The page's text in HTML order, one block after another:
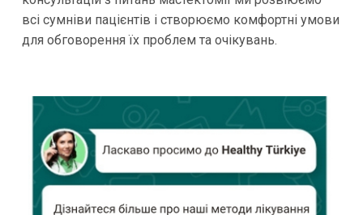
всі сумніви пацієнтів і створюємо комфортні умови
для обговорення їх проблем та очікувань.